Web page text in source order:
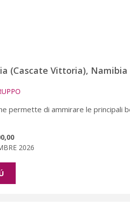
(Cascate Vittoria),
permette di ammirare le principali
2026